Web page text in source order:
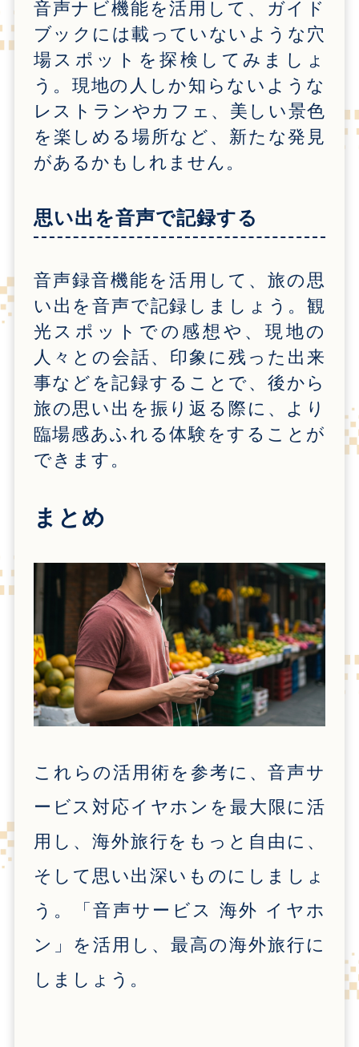
音声ナビ機能を活用して、ガイド
ブックには載っていないような穴
場スポットを探検してみましょ
う。現地の人しか知らないような
レストランやカフェ、美しい景色
を楽しめる場所など、新たな発見
があるかもしれません。
思い出を音声で記録する
音声録音機能を活用して、旅の思
い出を音声で記録しましょう。観
光スポットでの感想や、現地の
人々との会話、印象に残った出来
事などを記録することで、後から
旅の思い出を振り返る際に、より
臨場感あふれる体験をすることが
できます。
まとめ
これらの活用術を参考に、音声サ
ービス対応イヤホンを最大限に活
用し、海外旅行をもっと自由に、
そして思い出深いものにしましょ
う。「音声サービス 海外 イヤホ
ン」を活用し、最高の海外旅行に
しましょう。